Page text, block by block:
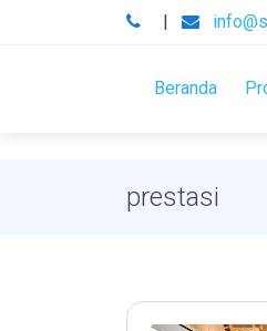
|
Beranda
prestasi